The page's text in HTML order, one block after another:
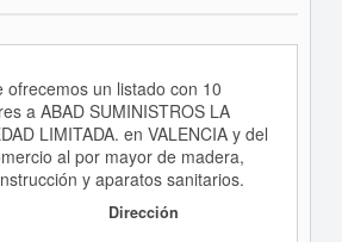
ofrecemos un listado con 10
a ABAD SUMINISTROS LA
LIMITADA. en VALENCIA y del
al por mayor de madera,
y aparatos sanitarios.
Dirección